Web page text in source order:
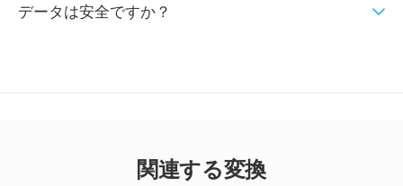
データは安全ですか？
関連する変換